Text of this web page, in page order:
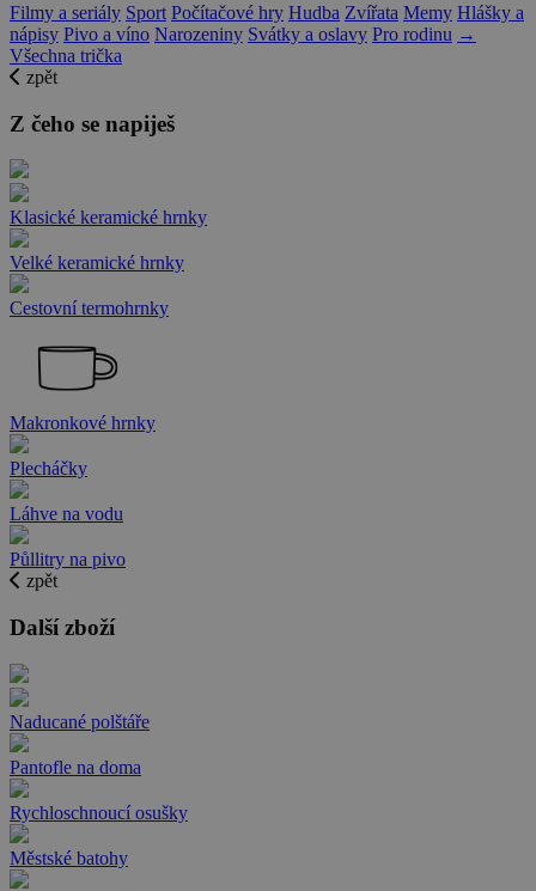
Filmy a seriály Sport Počítačové hry Hudba Zvířata Memy Hlášky a
nápisy Pivo a víno Narozeniny Svátky a oslavy Pro rodinu →
Všechna trička
zpět
Z čeho se napiješ
Klasické keramické hrnky
Velké keramické hrnky
Cestovní termohrnky
Makronkové hrnky
Plecháčky
Láhve na vodu
Půllitry na pivo
zpět
Další zboží
Naducané polštáře
Pantofle na doma
Rychloschnoucí osušky
Městské batohy